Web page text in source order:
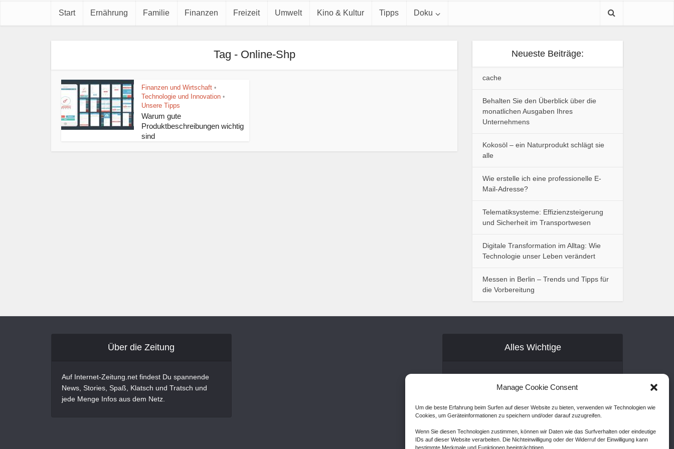
Manage Cookie Consent
Um die beste Erfahrung beim Surfen auf dieser Website zu bieten, verwenden wir Technologien wie
Cookies, um Geräteinformationen zu speichern und/oder darauf zuzugreifen.
Wenn Sie diesen Technologien zustimmen, können wir Daten wie das Surfverhalten oder eindeutige
IDs auf dieser Website verarbeiten. Die Nichteinwilligung oder der Widerruf der Einwilligung kann
bestimmte Merkmale und Funktionen beeinträchtigen.
Start Ernährung Familie Finanzen Freizeit Umwelt Kino & Kultur Tipps Doku
Tag - Online-Shp
Finanzen und Wirtschaft •
Technologie und Innovation •
Unsere Tipps
Warum gute
Produktbeschreibungen wichtig
sind
Neueste Beiträge:
cache
Behalten Sie den Überblick über die
monatlichen Ausgaben Ihres
Unternehmens
Kokosöl – ein Naturprodukt schlägt sie
alle
Wie erstelle ich eine professionelle E-
Mail-Adresse?
Telematiksysteme: Effizienzsteigerung
und Sicherheit im Transportwesen
Digitale Transformation im Alltag: Wie
Technologie unser Leben verändert
Messen in Berlin – Trends und Tipps für
die Vorbereitung
Über die Zeitung
Auf Internet-Zeitung.net findest Du spannende
News, Stories, Spaß, Klatsch und Tratsch und
jede Menge Infos aus dem Netz.
Alles Wichtige
AGB
Disclaimer